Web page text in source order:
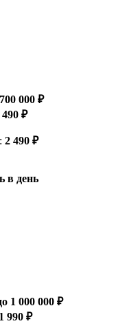
000 ₽
490 ₽
2 490 ₽
в день
1 000 000 ₽
990 ₽